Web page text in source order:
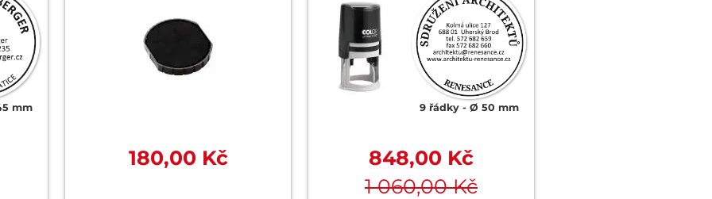
mm
180,00 Kč
9 řádky Ø 50 mm
848,00 Kč
1 060,00 Kč